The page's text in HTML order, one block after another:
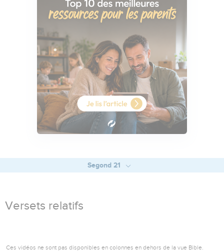
Segond 21
Versets relatifs
Ces vidéos ne sont pas disponibles en colonnes en dehors de la vue Bible.